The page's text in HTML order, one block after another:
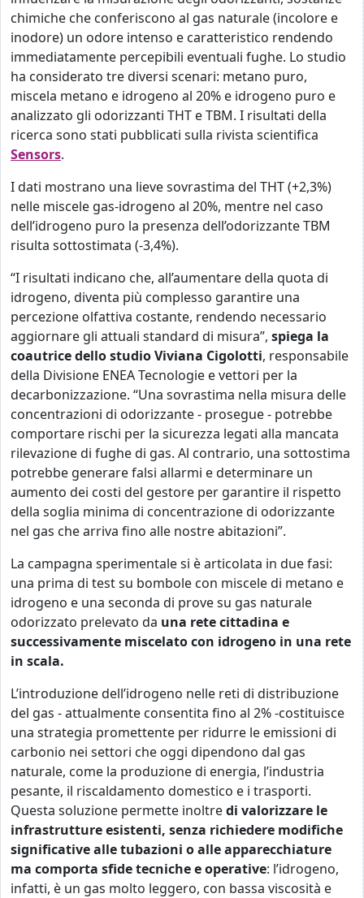
chimiche che conferiscono al gas naturale (incolore e
inodore) un odore intenso e caratteristico rendendo
immediatamente percepibili eventuali fughe. Lo studio
ha considerato tre diversi scenari: metano puro,
miscela metano e idrogeno al 20% e idrogeno puro e
analizzato gli odorizzanti THT e TBM. I risultati della
ricerca sono stati pubblicati sulla rivista scientifica
Sensors.
I dati mostrano una lieve sovrastima del THT (+2,3%)
nelle miscele gas-idrogeno al 20%, mentre nel caso
dell’idrogeno puro la presenza dell’odorizzante TBM
risulta sottostimata (-3,4%).
“I risultati indicano che, all’aumentare della quota di
idrogeno, diventa più complesso garantire una
percezione olfattiva costante, rendendo necessario
aggiornare gli attuali standard di misura”, spiega la
coautrice dello studio Viviana Cigolotti, responsabile
della Divisione ENEA Tecnologie e vettori per la
decarbonizzazione. “Una sovrastima nella misura delle
concentrazioni di odorizzante - prosegue - potrebbe
comportare rischi per la sicurezza legati alla mancata
rilevazione di fughe di gas. Al contrario, una sottostima
potrebbe generare falsi allarmi e determinare un
aumento dei costi del gestore per garantire il rispetto
della soglia minima di concentrazione di odorizzante
nel gas che arriva fino alle nostre abitazioni”.
La campagna sperimentale si è articolata in due fasi:
una prima di test su bombole con miscele di metano e
idrogeno e una seconda di prove su gas naturale
odorizzato prelevato da una rete cittadina e
successivamente miscelato con idrogeno in una rete
in scala.
L’introduzione dell’idrogeno nelle reti di distribuzione
del gas - attualmente consentita fino al 2% -costituisce
una strategia promettente per ridurre le emissioni di
carbonio nei settori che oggi dipendono dal gas
naturale, come la produzione di energia, l’industria
pesante, il riscaldamento domestico e i trasporti.
Questa soluzione permette inoltredi valorizzare le
infrastrutture esistenti, senza richiedere modifiche
significative alle tubazioni o alle apparecchiature
ma comporta sfide tecniche e operative: l’idrogeno,
infatti, è un gas molto leggero, con bassa viscosità e